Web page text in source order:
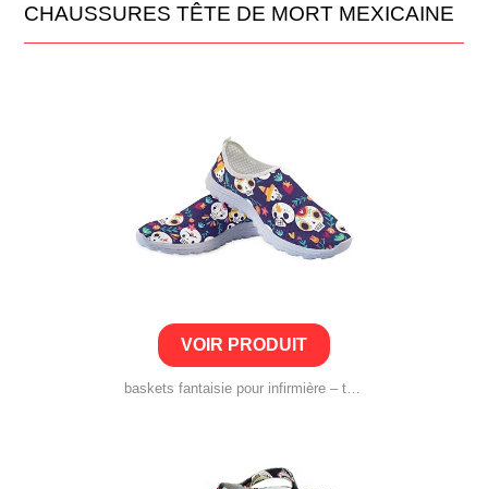
CHAUSSURES TÊTE DE MORT MEXICAINE
VOIR PRODUIT
baskets fantaisie pour infirmière – tête de mort gothique mignon animal cochon chien ethnique bohème chaussures de marche sport course